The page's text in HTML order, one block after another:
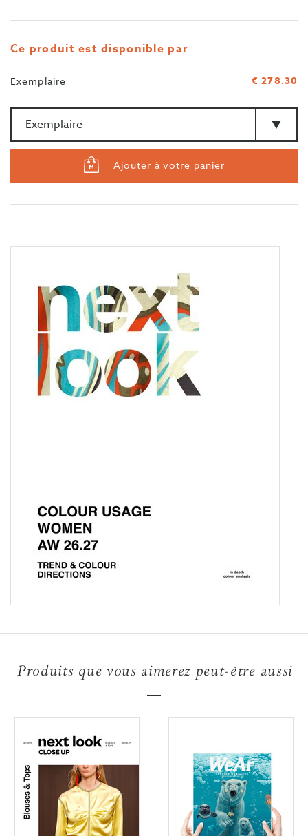
Ce produit est disponible par
Exemplaire
€ 278.30
Ajouter à votre panier
Produits que vous aimerez peut-être aussi